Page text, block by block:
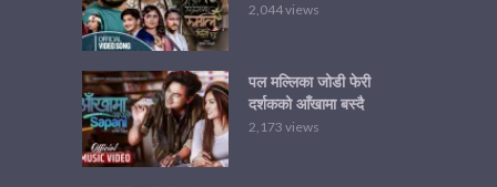
2,044 views
पल मल्लिका जोडी फेरी
दर्शकको आँखामा बस्दै
2,173 views